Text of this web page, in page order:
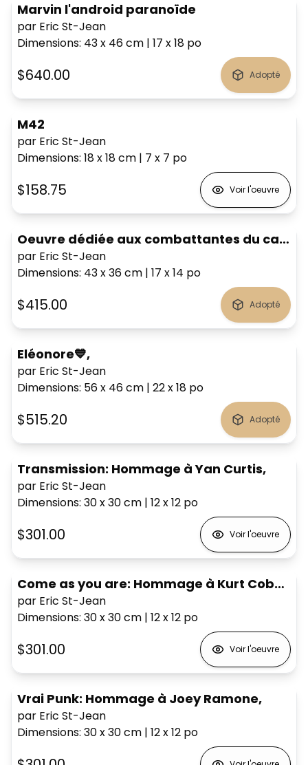
Marvin l'android paranoïde
par Eric St-Jean
Dimensions: 43 x 46cm | 17 x 18 po
$640.00 Adopté
M42
par Eric St-Jean
Dimensions: 18 x 18cm | 7 x 7 po
$158.75 Voir l'oeuvre
Oeuvre dédiée aux combattantes du cancer,
par Eric St-Jean
Dimensions: 43 x 36cm | 17 x 14 po
$415.00 Adopté
Eléonore💙,
par Eric St-Jean
Dimensions: 56 x 46cm | 22 x 18 po
$515.20 Adopté
Transmission: Hommage à Yan Curtis,
par Eric St-Jean
Dimensions: 30 x 30cm | 12 x 12 po
$301.00 Voir l'oeuvre
Come as you are: Hommage à Kurt Cobain,
par Eric St-Jean
Dimensions: 30 x 30cm | 12 x 12 po
$301.00 Voir l'oeuvre
Vrai Punk: Hommage à Joey Ramone,
par Eric St-Jean
Dimensions: 30 x 30cm | 12 x 12 po